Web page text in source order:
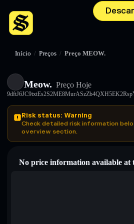
Início / Preços / Preço MEOW.
Meow. Preço Hoje
Risk status: Warning
Check detailed risk information
overview section.
No price information available at